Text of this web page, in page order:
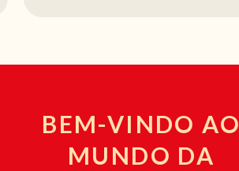
BEM-VINDO AO
MUNDO DA